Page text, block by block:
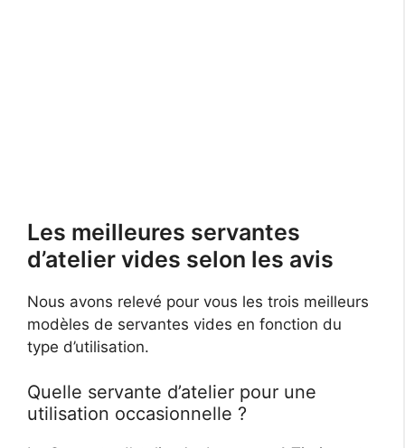
Les meilleures servantes
d’atelier vides selon les avis
Nous avons relevé pour vous les trois meilleurs
modèles de servantes vides en fonction du
type d’utilisation.
Quelle servante d’atelier pour une
utilisation occasionnelle ?